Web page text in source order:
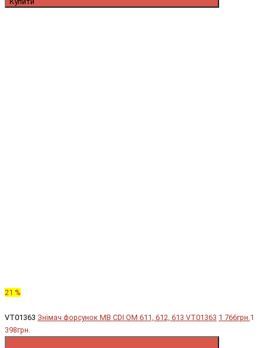
21 %
VT01363 Знімач форсунок MB CDI OM 611, 612, 613 VT01363 1 766грн.1
398грн.